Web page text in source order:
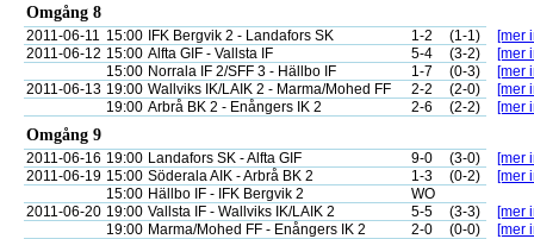
Omgång 8
2011-06-11 15:00 IFK Bergvik 2 - Landafors SK 1-2 (1-1)
[mer
2011-06-12 15:00 Alfta GIF - Vallsta IF 5-4 (3-2)
[mer
15:00 Norrala IF 2/SFF 3 - Hällbo IF 1-7 (0-3)
[mer
2011-06-13 19:00 Wallviks IK/LAIK 2 - Marma/Mohed FF 2-2 (2-0)
[mer
19:00 Arbrå BK 2 - Enångers IK 2 2-6 (2-2) [mer
Omgång 9
2011-06-16 19:00 Landafors SK - Alfta GIF 9-0 (3-0)
[mer
2011-06-19 15:00 Söderala AIK - Arbrå BK 2 1-3 (0-2)
[mer
15:00 Hällbo IF - IFK Bergvik 2
WO
2011-06-20 19:00 Vallsta IF - Wallviks IK/LAIK 2 5-5 (3-3)
[mer
19:00 Marma/Mohed FF - Enångers IK 2 2-0 (0-0) [mer